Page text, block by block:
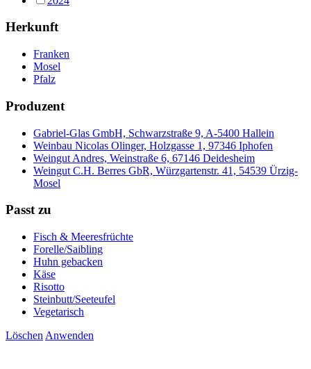
Herkunft
Franken
Mosel
Pfalz
Produzent
Gabriel-Glas GmbH, Schwarzstraße 9, A-5400 Hallein
Weinbau Nicolas Olinger, Holzgasse 1, 97346 Iphofen
Weingut Andres, Weinstraße 6, 67146 Deidesheim
Weingut C.H. Berres GbR, Würzgartenstr. 41, 54539 Ürzig-
Mosel
Passt zu
Fisch & Meeresfrüchte
Forelle/Saibling
Huhn gebacken
Käse
Risotto
Steinbutt/Seeteufel
Vegetarisch
Löschen Anwenden